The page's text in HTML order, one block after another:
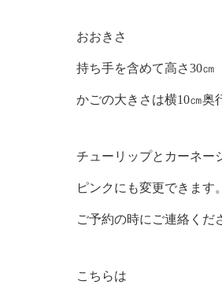
おおきさ
持ち手を含めて高さ30㎝
かごの大きさは横10㎝奥
チューリップとカーネー
ピンクにも変更できます。
ご予約の時にご連絡くだ
こちらは